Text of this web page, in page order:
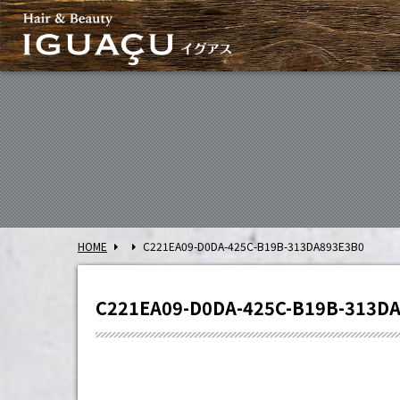
HOME C221EA09-D0DA-425C-B19B-313DA893E3B0
C221EA09-D0DA-425C-B19B-